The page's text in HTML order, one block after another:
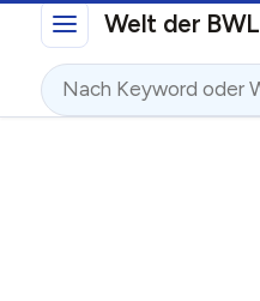
Direkt zum InhaltWelt der BWL
Suche